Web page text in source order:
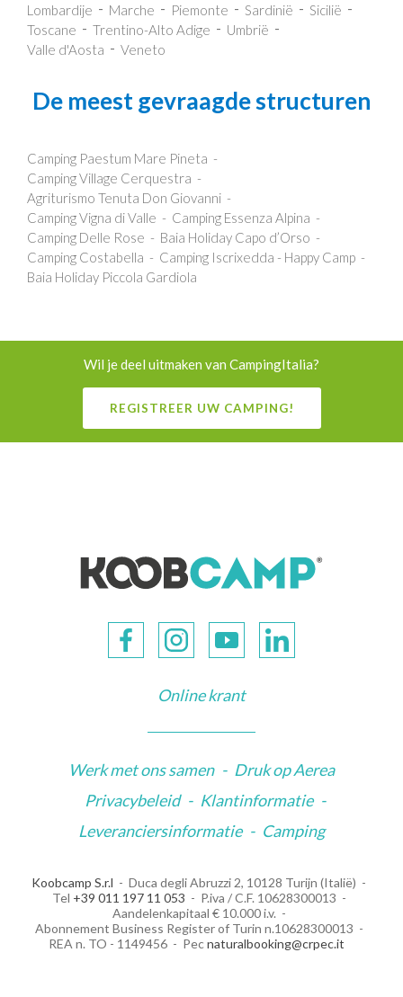
Lombardije
Marche Piemonte Sardinië
Sicilië
Toscane
Trentino-Alto Adige
Umbrië
Valle d'Aosta
Veneto
De meest gevraagde structuren
Camping Paestum Mare Pineta
Camping Village Cerquestra
Agriturismo Tenuta Don Giovanni
Camping Vigna di Valle
Camping Essenza Alpina
Camping Delle Rose
Baia Holiday Capo d’Orso
Camping Costabella
Camping Iscrixedda - Happy Camp
Baia Holiday Piccola Gardiola
Wil je deel uitmaken van CampingItalia?
REGISTREER UW CAMPING!
Online krant
Werk met ons samen - Druk op Aerea
Privacybeleid - Klantinformatie -
Leveranciersinformatie - Camping
Koobcamp S.r.l
Duca degli Abruzzi 2, 10128 Turijn (Italië)
Tel +39 011 197 11 053
P.iva / C.F. 10628300013
Aandelenkapitaal € 10.000 i.v.
Abonnement Business Register of Turin n.10628300013
REA n. TO - 1149456
Pecnaturalbooking@crpec.it